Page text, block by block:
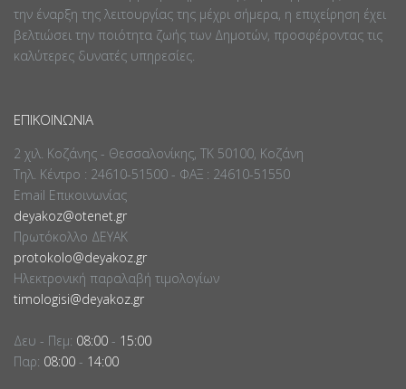
την έναρξη της λειτουργίας της μέχρι σήμερα, η επιχείρηση έχει
βελτιώσει την ποιότητα ζωής των Δημοτών, προσφέροντας τις
καλύτερες δυνατές υπηρεσίες.
ΕΠΙΚΟΙΝΩΝΊΑ
2 χιλ. Κοζάνης - Θεσσαλονίκης, ΤΚ 50100, Κοζάνη
Τηλ. Κέντρο : 24610-51500 - ΦΑΞ : 24610-51550
Email Επικοινωνίας
deyakoz@otenet.gr
Πρωτόκολλο ΔΕΥΑΚ
protokolo@deyakoz.gr
Ηλεκτρονική παραλαβή τιμολογίων
timologisi@deyakoz.gr
Δευ - Πεμ: 08:00 - 15:00
Παρ: 08:00 - 14:00